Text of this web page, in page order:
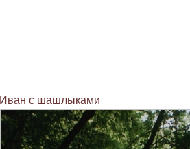
Иван с шашлыками